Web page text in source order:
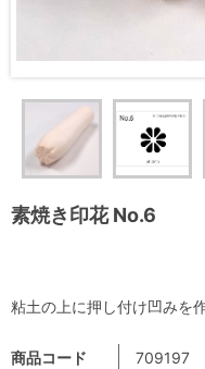
素焼き印花 No.6
商品コード 709197
粘土の上に押し付け凹みを